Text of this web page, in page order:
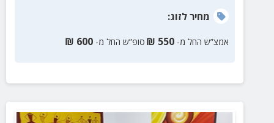
מחירלזוג:
אמצ”ש החל מ- 550
₪ סופ”ש החל מ- 600
₪